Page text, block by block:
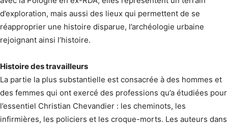
d’exploration, mais aussi des lieux qui permettent de se
réapproprier une histoire disparue, l’archéologie urbaine
rejoignant ainsi l’histoire.
Histoire des travailleurs
La partie la plus substantielle est consacrée à des hommes et
des femmes qui ont exercé des professions qu’a étudiées pour
l’essentiel Christian Chevandier : les cheminots, les
infirmières, les policiers et les croque-morts. Les auteurs dans